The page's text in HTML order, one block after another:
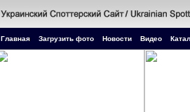
Главная Загрузить фото Новости Видео